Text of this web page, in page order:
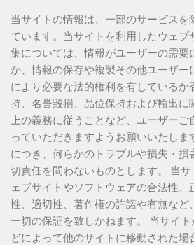
当サイトの情報は、一部のサービスを
ています。当サイトを利用したウェブ
集については、情報がユーザーの需要
か、情報の保存や複製その他ユーザー
により必要な法的権利を有しているか
持、名誉毀損、品位保持および輸出に
上の義務に従うことなど、ユーザー
っていただきますようお願いいたしま
につき、何らかのトラブルや損失・損
切責任を問わないものとします。 当
ェブサイトやソフトウェアの合法性、
性、適切性、著作権の許諾や有無など
一切の保証を致しかねます。 当サイ
どによって他のサイトに移動された場